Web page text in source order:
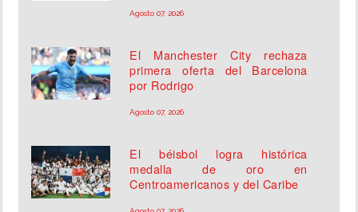
Agosto 07, 2026
El Manchester City rechaza
primera oferta del Barcelona
por Rodrigo
Agosto 07, 2026
El béisbol logra histórica
medalla de oro en
Centroamericanos y del Caribe